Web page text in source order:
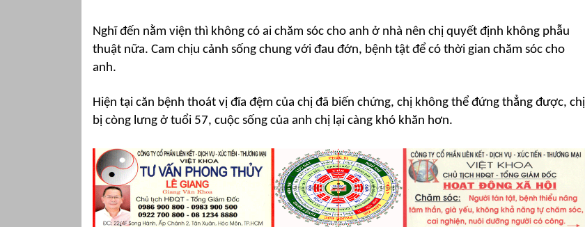
Nghĩ đến nằm viện thì không có ai chăm sóc cho anh ở nhà nên chị quyết định không phẫu
thuật nữa. Cam chịu cảnh sống chung với đau đớn, bệnh tật để có thời gian chăm sóc cho
anh.
Hiện tại căn bệnh thoát vị đĩa đệm của chị đã biến chứng, chị không thể đứng thẳng được, chị
bị còng lưng ở tuổi 57, cuộc sống của anh chị lại càng khó khăn hơn.